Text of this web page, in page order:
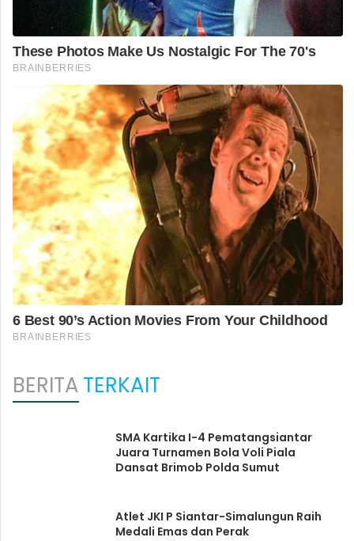
BERITATERKAIT
SMA Kartika I-4 Pematangsiantar
Juara Turnamen Bola Voli Piala
Dansat Brimob Polda Sumut
Atlet JKI P Siantar-Simalungun Raih
Medali Emas dan Perak